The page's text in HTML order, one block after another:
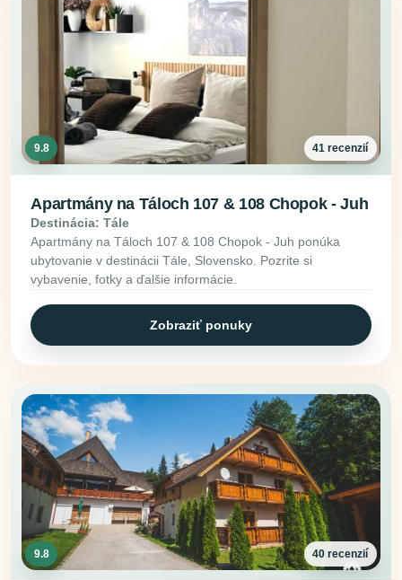
9.8 41 recenzií
Apartmány na Táloch 107 & 108 Chopok - Juh
Destinácia: Tále
Apartmány na Táloch 107 & 108 Chopok - Juh ponúka
ubytovanie v destinácii Tále, Slovensko. Pozrite si
vybavenie, fotky a ďalšie informácie.
Zobraziť ponuky
9.8 40 recenzií